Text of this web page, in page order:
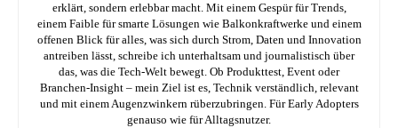
erklärt, sondern erlebbar macht. Mit einem Gespür für Trends,
einem Faible für smarte Lösungen wie Balkonkraftwerke und einem
offenen Blick für alles, was sich durch Strom, Daten und Innovation
antreiben lässt, schreibe ich unterhaltsam und journalistisch über
das, was die Tech-Welt bewegt. Ob Produkttest, Event oder
Branchen-Insight – mein Ziel ist es, Technik verständlich, relevant
und mit einem Augenzwinkern rüberzubringen. Für Early Adopters
genauso wie für Alltagsnutzer.